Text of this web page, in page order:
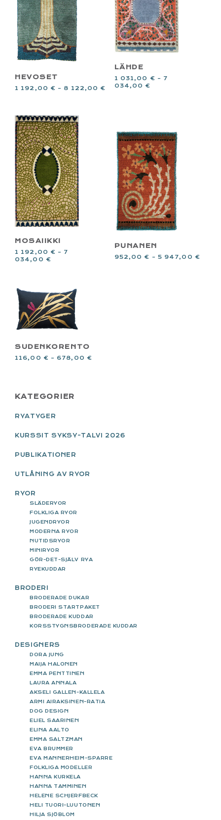
HEVOSET
1 192,00 € – 8 122,00 €
LÄHDE
1 031,00 € – 7
034,00 €
MOSAIIKKI
1 192,00 € – 7
034,00 €
PUNANEN
952,00 € – 5 947,00 €
SUDENKORENTO
116,00 € – 678,00 €
PRIMARY
SIDEBAR
KATEGORIER
RYATYGER
KURSSIT SYKSY-TALVI 2026
PUBLIKATIONER
UTLÅNING AV RYOR
RYOR
SLÄDERYOR
FOLKLIGA RYOR
JUGENDRYOR
MODERNA RYOR
NUTIDSRYOR
MINIRYOR
GÖR-DET-SJÄLV RYA
RYEKUDDAR
BRODERI
BRODERADE DUKAR
BRODERI STARTPAKET
BRODERADE KUDDAR
KORSSTYGNSBRODERADE KUDDAR
DESIGNERS
DORA JUNG
MAIJA HALONEN
EMMA PENTTINEN
LAURA ANNALA
AKSELI GALLEN-KALLELA
ARMI AIRAKSINEN-RATIA
DOG DESIGN
ELIEL SAARINEN
ELINA AALTO
EMMA SALTZMAN
EVA BRUMMER
EVA MANNERHEIM-SPARRE
FOLKLIGA MODELLER
HANNA KURKELA
HANNA TAMMINEN
HELENE SCHJERFBECK
HELI TUORI-LUUTONEN
HILJA SJÖBLOM